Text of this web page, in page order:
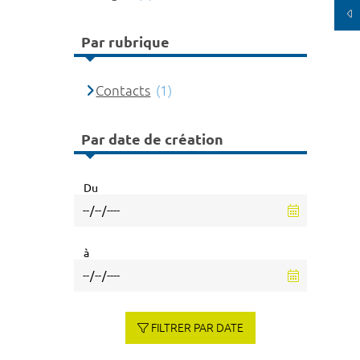
Par rubrique
Contacts (1)
Par date de création
Du
à
FILTRER PAR DATE